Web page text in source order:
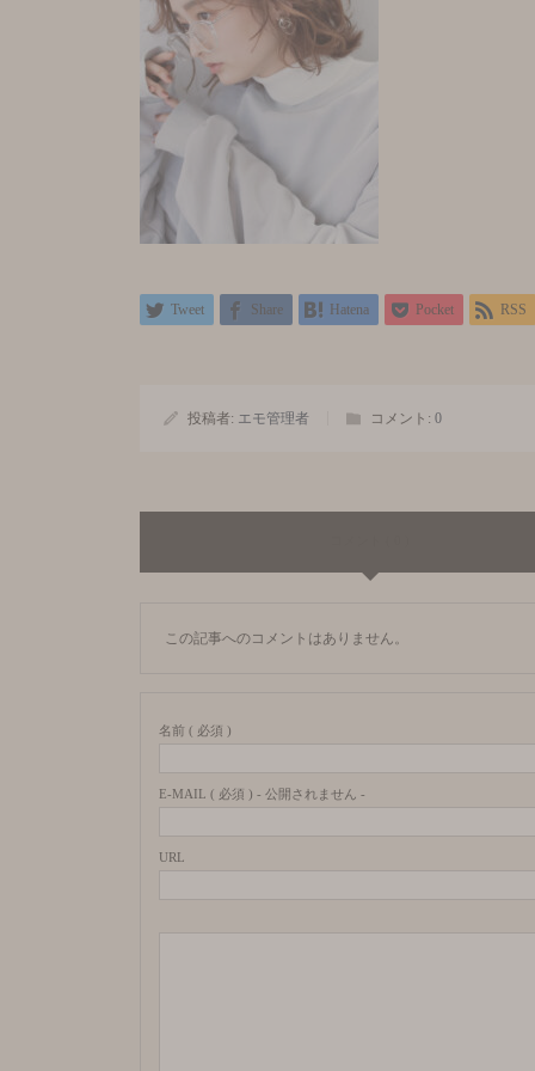
Tweet Share Hatena Pocket RSS
投稿者: エモ管理者 コメント: 0
この記事へのコメントはありません。
名前 ( 必須 )
E-MAIL ( 必須 ) - 公開されません -
URL